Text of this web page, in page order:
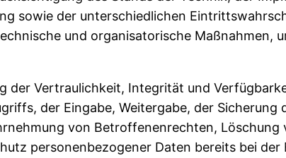
sowie der unterschiedlichen
und organisatorische Maßnahmen,
der Vertraulichkeit, Integrität und
der Eingabe, Weitergabe, der
von Betroffenenrechten,
personenbezogener Daten bereits bei